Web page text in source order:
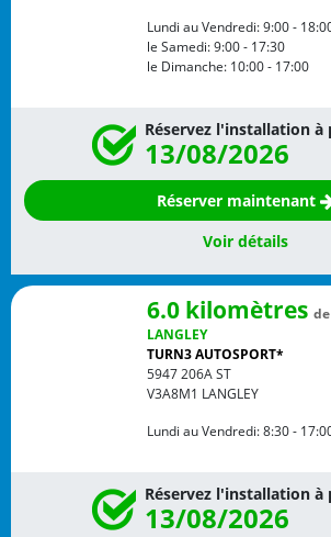
Lundi au Vendredi:9:00 -
le Samedi:9:00 - 17:30
le Dimanche: 10:00 - 17:00
Réservez l'installation à
13/08/2026
Réserver maintenant
Voir détails
6.0 kilomètres
LANGLEY
TURN3 AUTOSPORT*
5947 206A ST
V3A8M1 LANGLEY
Lundi au Vendredi:8:30 -
Réservez l'installation à
13/08/2026